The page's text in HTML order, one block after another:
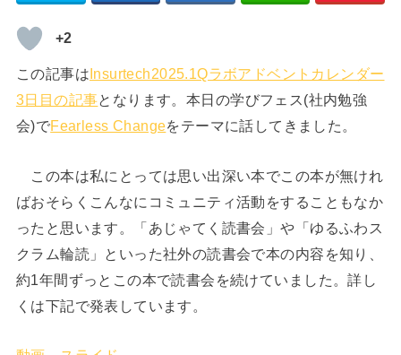
+2
この記事は Insurtech2025.1Qラボアドベントカレンダー
3日目の記事となります。本日の学びフェス(社内勉強
会)でFearless Changeをテーマに話してきました。
この本は私にとっては思い出深い本でこの本が無けれ
ばおそらくこんなにコミュニティ活動をすることもなか
ったと思います。「あじゃてく読書会」や「ゆるふわス
クラム輪読」といった社外の読書会で本の内容を知り、
約1年間ずっとこの本で読書会を続けていました。詳し
くは下記で発表しています。